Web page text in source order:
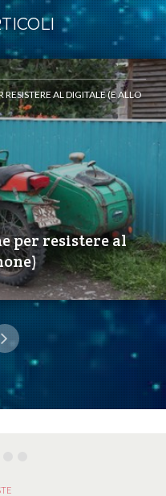
AL DIGITALE (E ALLO
per resistere al